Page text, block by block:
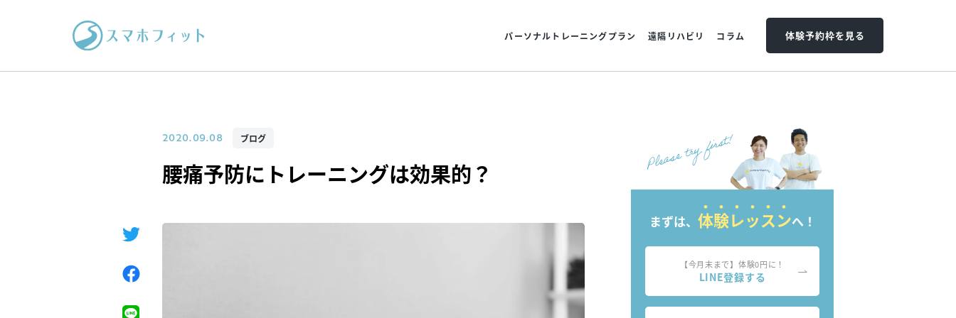
パーソナルトレーニングプラン 遠隔リハビリ コラム 体験予約枠を見る
2020.09.08 ブログ
腰痛予防にトレーニングは効果的？
まずは、 体験レッスンへ！
【今月末まで】体験0円に！
LINE登録する